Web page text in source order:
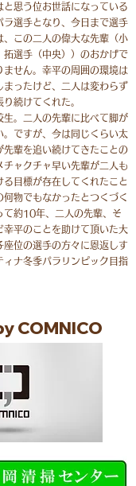
思う位お世話になっている
ラ選手となり、今日まで選手
、この二人の偉大な先輩（小
選手（中央））のおかげで
ません。幸平の周囲の環境は
まったけど、二人は変わらず
続けてくれた。
。二人の先輩に比べて脚が
。ですが、今は同じくらい太
先輩を追い続けてきたことの
ャクチャ早い先輩が二人も
目標が存在してくれたこと
物でもなかったとつくづく
て約10年、二人の先輩、そ
幸平のことを助けて頂いた大
位の選手の方々に恩返しす
ィナ冬季パラリンピック目指
COMNICO